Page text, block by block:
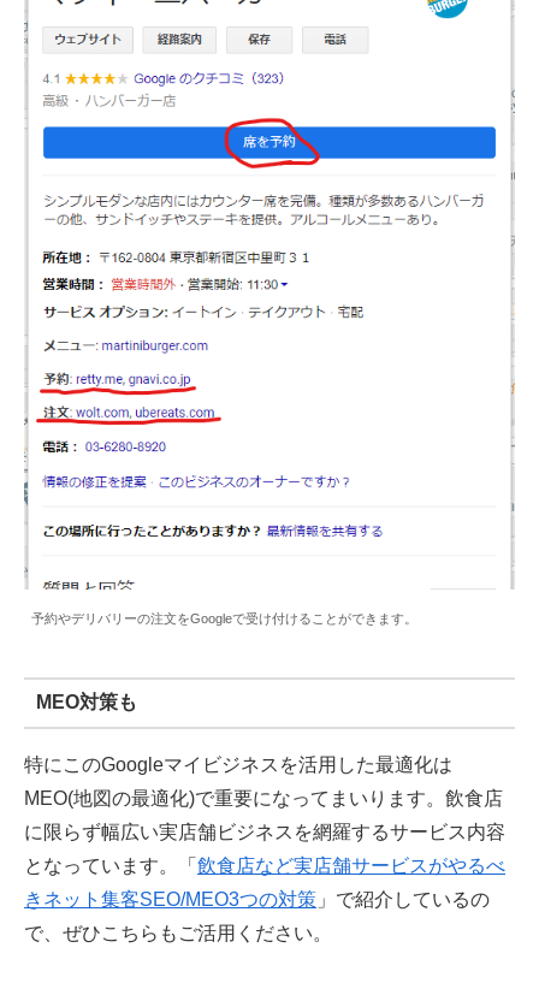
予約やデリバリーの注文をGoogleで受け付けることができます。
MEO対策も
特にこのGoogleマイビジネスを活用した最適化は
MEO(地図の最適化)で重要になってまいります。飲食店
に限らず幅広い実店舗ビジネスを網羅するサービス内容
となっています。「 飲食店など実店舗サービスがやるべ
きネット集客SEO/MEO3つの対策 」で紹介しているの
で、ぜひこちらもご活用ください。